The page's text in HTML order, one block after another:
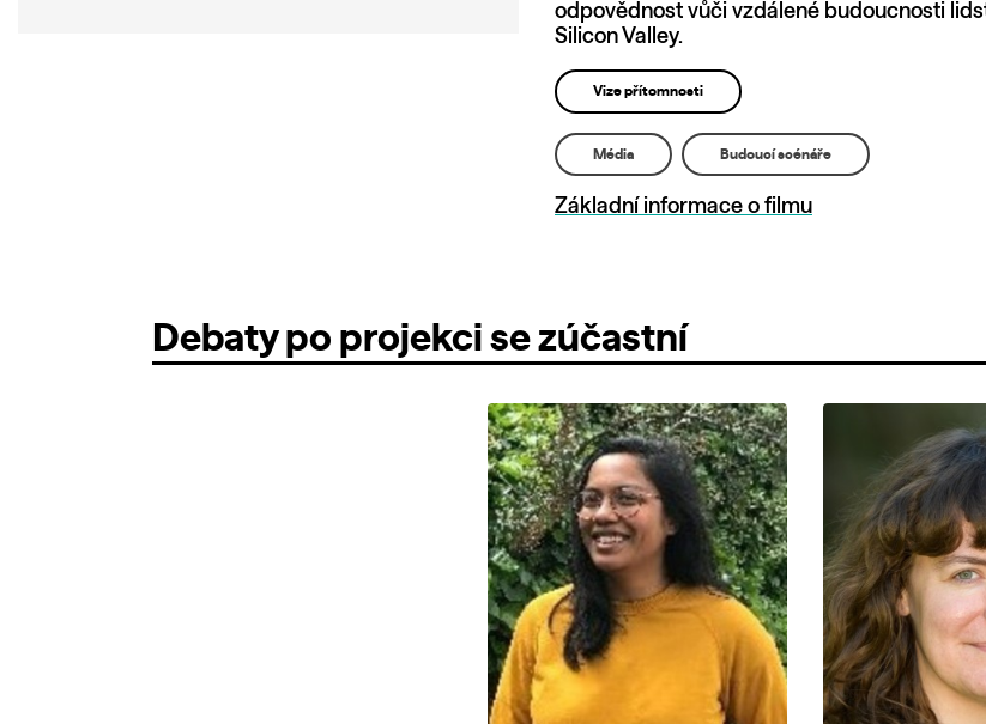
odpovědnost vůči vzdálené budoucnosti
Silicon Valley.
Vize přítomnosti
Média Budoucí scénáře
Základní informace o filmu
Debaty po projekci se zúčastní